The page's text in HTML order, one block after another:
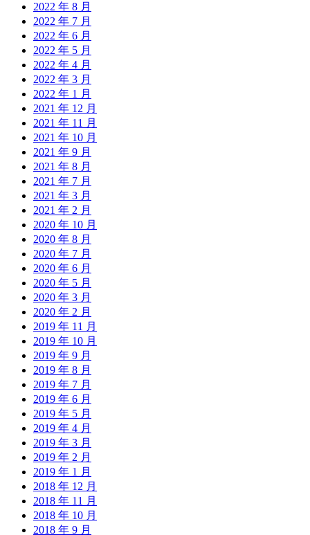
2022 年 8 月
2022 年 7 月
2022 年 6 月
2022 年 5 月
2022 年 4 月
2022 年 3 月
2022 年 1 月
2021 年 12 月
2021 年 11 月
2021 年 10 月
2021 年 9 月
2021 年 8 月
2021 年 7 月
2021 年 3 月
2021 年 2 月
2020 年 10 月
2020 年 8 月
2020 年 7 月
2020 年 6 月
2020 年 5 月
2020 年 3 月
2020 年 2 月
2019 年 11 月
2019 年 10 月
2019 年 9 月
2019 年 8 月
2019 年 7 月
2019 年 6 月
2019 年 5 月
2019 年 4 月
2019 年 3 月
2019 年 2 月
2019 年 1 月
2018 年 12 月
2018 年 11 月
2018 年 10 月
2018 年 9 月